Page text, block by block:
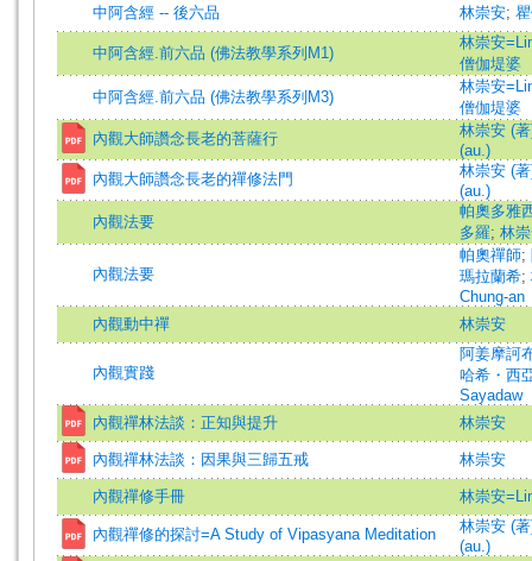
中阿含經 -- 後六品 林崇安;
中阿含經.前六品 (佛法教學系列M1)
林崇安
僧伽堤婆
中阿含經.前六品 (佛法教學系列M3)
林崇安
僧伽堤婆
內觀大師讚念長老的菩薩行
林崇安 (
(au.)
內觀大師讚念長老的禪修法門
林崇安 (
(au.)
內觀法要
帕奧多雅
多羅; 林
內觀法要
帕奧禪師;
瑪拉蘭希;
Chung-an
內觀動中禪
林崇安
內觀實踐
阿姜摩訶
哈希・西
Sayadaw
內觀禪林法談：正知與提升
林崇安
內觀禪林法談：因果與三歸五戒 林崇安
內觀禪修手冊 林崇安
內觀禪修的探討=A Study of Vipasyana Meditation
林崇安 (
(au.)